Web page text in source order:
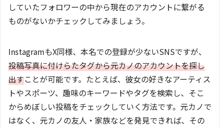
していたフォロワーの中から現在のアカウントに繋がる
ものがないかチェックしてみましょう。
InstagramもX同様、本名での登録が少ないSNSですが、
投稿写真に付けらたタグから元カノのアカウントを探し
出すことが可能です。たとえば、彼女の好きなアーティス
トやスポーツ、趣味のキーワードやタグを検索し、そこ
からめぼしい投稿をチェックしていく方法です。元カノで
はなく、元カノの友人・家族などを発見できれば、その